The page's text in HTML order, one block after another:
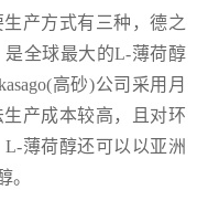
产方式有三种，德之
全球最大的L-薄荷醇
高砂)公司采用月
产成本较高，且对环
薄荷醇还可以以亚洲
。